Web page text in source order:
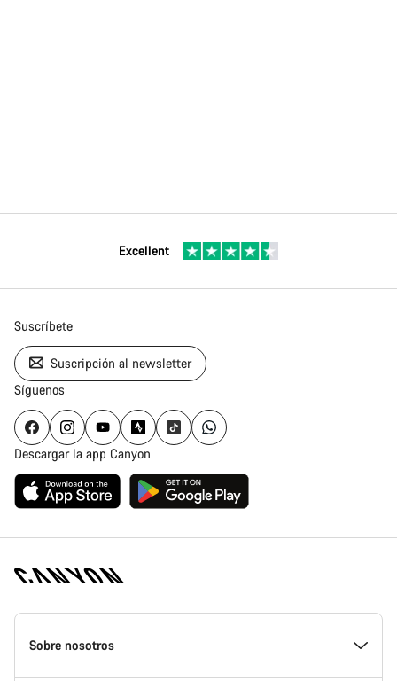
Excellent
Suscríbete
Suscripción al newsletter
Síguenos
Descargar la app Canyon
Canyon
Homepage
Sobre nosotros